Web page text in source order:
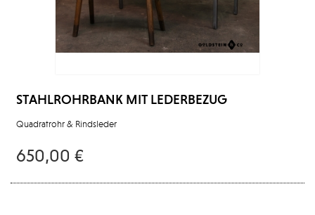
STAHLROHRBANK MIT LEDERBEZUG
Quadratrohr & Rindsleder
650,00 €